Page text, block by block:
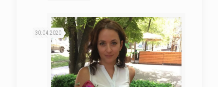
30.04.2020